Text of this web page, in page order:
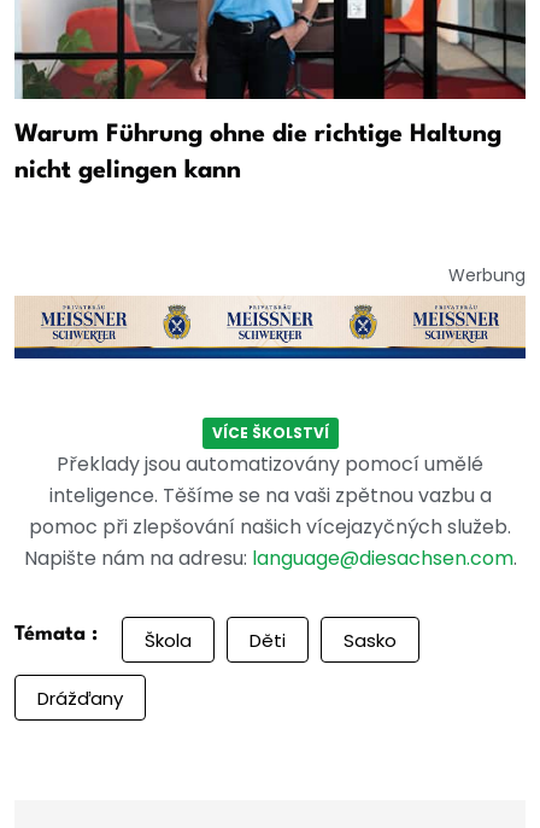
Warum Führung ohne die richtige Haltung
nicht gelingen kann
Werbung
VÍCE ŠKOLSTVÍ
Překlady jsou automatizovány pomocí umělé
inteligence. Těšíme se na vaši zpětnou vazbu a
pomoc při zlepšování našich vícejazyčných služeb.
Napište nám na adresu: language@diesachsen.com.
Témata : Škola Děti Sasko
Drážďany